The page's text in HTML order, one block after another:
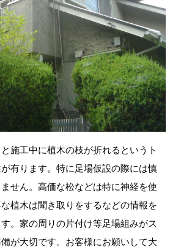
施工中に植木の枝が折れるというト
有ります。特に足場仮設の際には慎
せん。高価な松などは特に神経を使
植木は聞き取りをするなどの情報を
。家の周りの片付け等足場組みがス
が大切です。お客様にお願いして大